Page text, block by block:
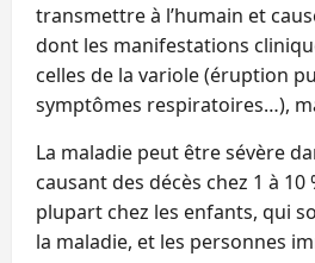
transmettre à l’humain et
dont les manifestations
celles de la variole (éruption
symptômes respiratoires…),
La maladie peut être sévère
causant des décès chez 1 à 10
plupart chez les enfants, qui
la maladie, et les personnes